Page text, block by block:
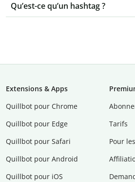
Qu’est-ce qu’un hashtag ?
Extensions & Apps
Quillbot pour Chrome
Quillbot pour Edge
Quillbot pour Safari
Quillbot pour Android
Quillbot pour iOS
Tarifs
Pour